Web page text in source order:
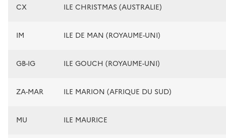
CX ILE CHRISTMAS (AUSTRALIE)
IM ILE DE MAN (ROYAUME-UNI)
GB-IG ILE GOUCH (ROYAUME-UNI)
ZA-MAR ILE MARION (AFRIQUE DU SUD)
MU ILE MAURICE